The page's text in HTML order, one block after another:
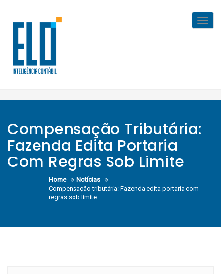
content
Compensação Tributária:
Fazenda Edita Portaria
Com Regras Sob Limite
Home
Notícias
Compensação tributária: Fazenda edita portaria com
regras sob limite